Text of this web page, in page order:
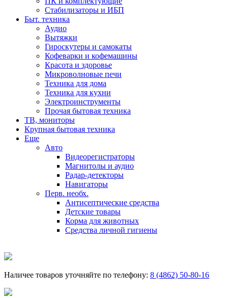
Стабилизаторы и ИБП
Быт. техника
Аудио
Вытяжки
Гироскутеры и самокаты
Кофеварки и кофемашины
Красота и здоровье
Микроволновые печи
Техника для дома
Техника для кухни
Электроинструменты
Прочая бытовая техника
ТВ, мониторы
Крупная бытовая техника
Еще
Авто
Видеорегистраторы
Магнитолы и аудио
Радар-детекторы
Навигаторы
Перв. необх.
Антисептические средства
Детские товары
Корма для животных
Средства личной гигиены
Наличее товаров уточняйте по телефону: 8 (4862) 50-80-16